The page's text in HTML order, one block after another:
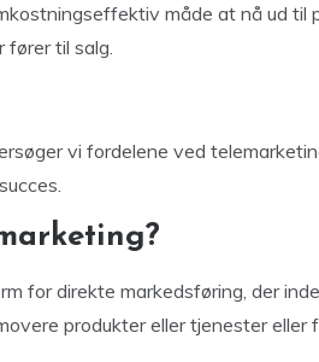
måde at nå ud
fører til salg.
vi fordelene ved
for direkte markedsføring, der
produkter eller tjenester eller